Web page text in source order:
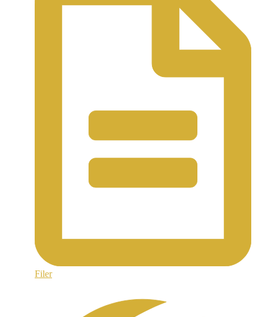
Filer